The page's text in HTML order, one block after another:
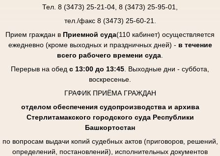
Тел. 8 (3473) 25-21-04, 8 (3473) 25-95-01,
тел./факс 8 (3473) 25-60-21.
Прием граждан в Приемной суда(110 кабинет) осуществляется
ежедневно (кроме выходных и праздничных дней) - в течение
всего рабочего времени суда
Перерыв на обед с 13:00 до 13:45 . Выходные дни - суббота,
воскресенье.
ГРАФИК ПРИЁМА ГРАЖДАН
отделом обеспечения судопроизводства и архива
Стерлитамакского городского суда Республики
Башкортостан
по вопросам выдачи копий судебных актов (приговоров, решений,
определений, постановлений), исполнительных документов